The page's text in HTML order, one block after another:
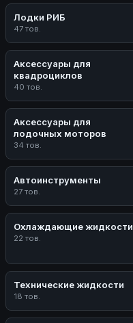
Лодки РИБ
47 тов.
Аксессуары для
квадроциклов
40 тов.
Аксессуары для
лодочных моторов
34 тов.
Автоинструменты
27 тов.
Охлаждающие жидкости
22 тов.
Технические жидкости
18 тов.